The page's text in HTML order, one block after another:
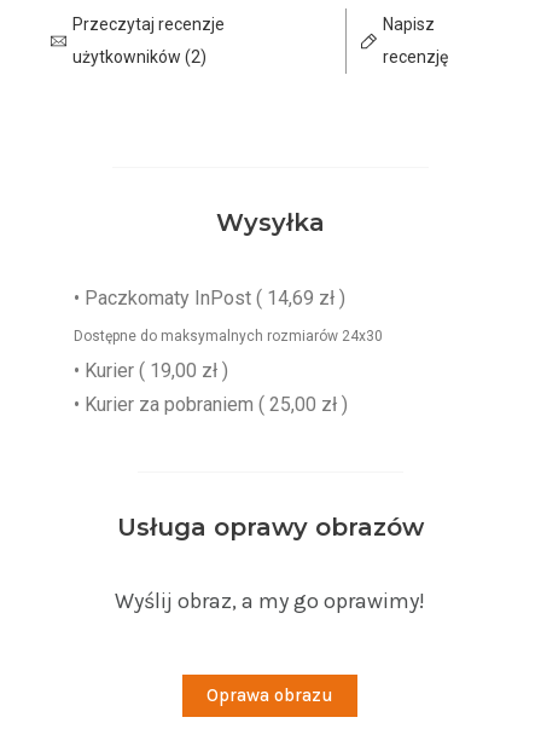
Przeczytaj recenzje
użytkowników (2)
Napisz
recenzję
Wysyłka
• Paczkomaty InPost( 14,69 zł )
Dostępne do maksymalnych rozmiarów 24x30
• Kurier ( 19,00 zł )
• Kurier za pobraniem ( 25,00 zł )
Usługa oprawy obrazów
Wyślij obraz, a my go oprawimy!
Oprawa obrazu